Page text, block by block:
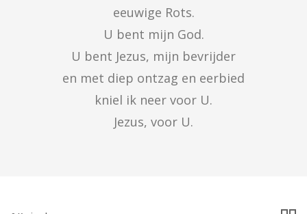
eeuwige Rots.
U bent mijn God.
U bent Jezus, mijn bevrijder
en met diep ontzag en eerbied
kniel ik neer voor U.
Jezus, voor U.